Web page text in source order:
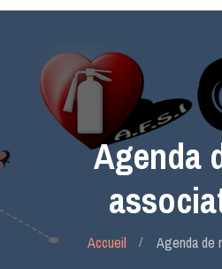
Agenda
Accueil Agenda de